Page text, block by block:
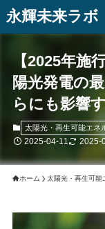
永輝未来ラボ
【2025年施
陽光発電の
らにも影響
太陽光・再生可能エネ
2025-04-11 2025-
ホーム 太陽光・再生可能